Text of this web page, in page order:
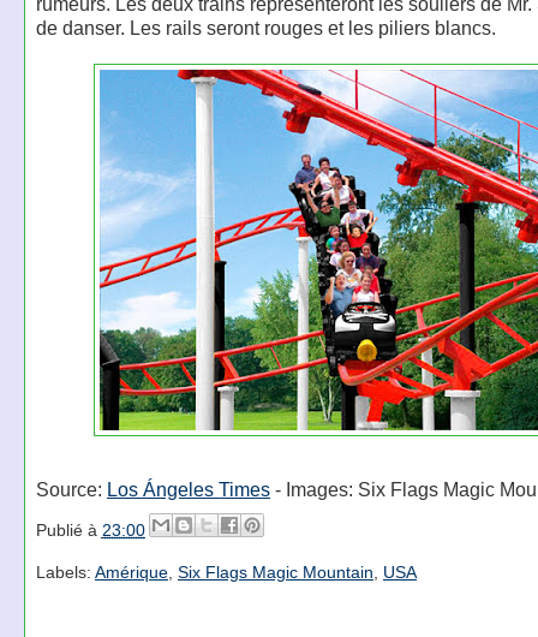
de danser. Les rails seront rouges et les piliers blancs.
Source: Los Ángeles Times- Images: Six Flags Magic
Publié à 23:00
Labels: Amérique, Six Flags Magic Mountain USA